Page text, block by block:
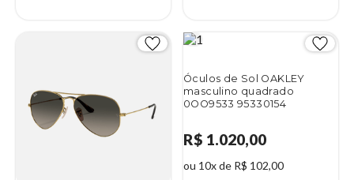
Óculos de Sol OAKLEY
masculino quadrado
0OO9533 95330154
R$ 1.020,00
ou 10x de R$ 102,00